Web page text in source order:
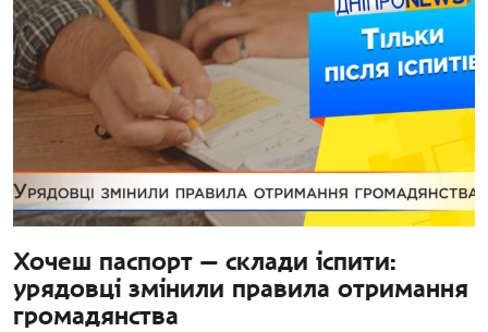
Хочеш паспорт — склади іспити:
урядовці змінили правила отримання
громадянства